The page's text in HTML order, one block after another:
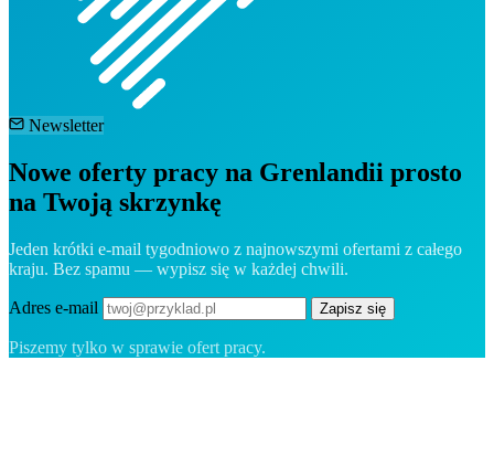
Newsletter
Nowe oferty pracy na Grenlandii prosto
na Twoją skrzynkę
Jeden krótki e-mail tygodniowo z najnowszymi ofertami z całego
kraju. Bez spamu — wypisz się w każdej chwili.
Adres e-mail Zapisz się
Piszemy tylko w sprawie ofert pracy.